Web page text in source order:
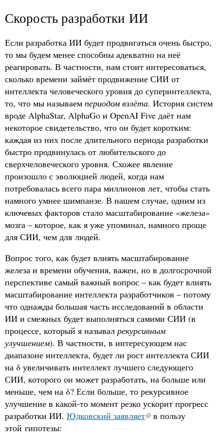
Скорость разработки ИИ
Если разработка ИИ будет продвигаться очень быстро,
то мы будем менее способны адекватно на неё
реагировать. В частности, нам стоит интересоваться,
сколько времени займёт продвижение СИИ от
интеллекта человеческого уровня до суперинтеллекта,
то, что мы называем периодом взлёта. История систем
вроде AlphaStar, AlphaGo и OpenAI Five даёт нам
некоторое свидетельство, что он будет коротким:
каждая из них после длительного периода разработки
быстро продвинулась от любительского до
сверхчеловеческого уровня. Схожее явление
произошло с эволюцией людей, когда нам
потребовалась всего пара миллионов лет, чтобы стать
намного умнее шимпанзе. В нашем случае, одним из
ключевых факторов стало масштабирование «железа»
мозга – которое, как я уже упоминал, намного проще
для СИИ, чем для людей.
Вопрос того, как будет влиять масштабирование
железа и времени обучения, важен, но в долгосрочной
перспективе самый важный вопрос – как будет влиять
масштабирование интеллекта разработчиков – потому
что однажды большая часть исследований в области
ИИ и смежных будет выполняться самими СИИ (в
процессе, который я называл рекурсивным
улучшением). В частности, в интересующем нас
диапазоне интеллекта, будет ли рост интеллекта СИИ
на δ увеличивать интеллект лучшего следующего
СИИ, которого он может разработать, на больше или
меньше, чем на δ? Если больше, то рекурсивное
улучшение в какой-то момент резко ускорит прогресс
разработки ИИ. Юдковский заявляет
в пользу
этой гипотезы: